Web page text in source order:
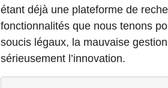
étant déjà une plateforme de
fonctionnalités que nous tenons
soucis légaux, la mauvaise
sérieusement l’innovation.